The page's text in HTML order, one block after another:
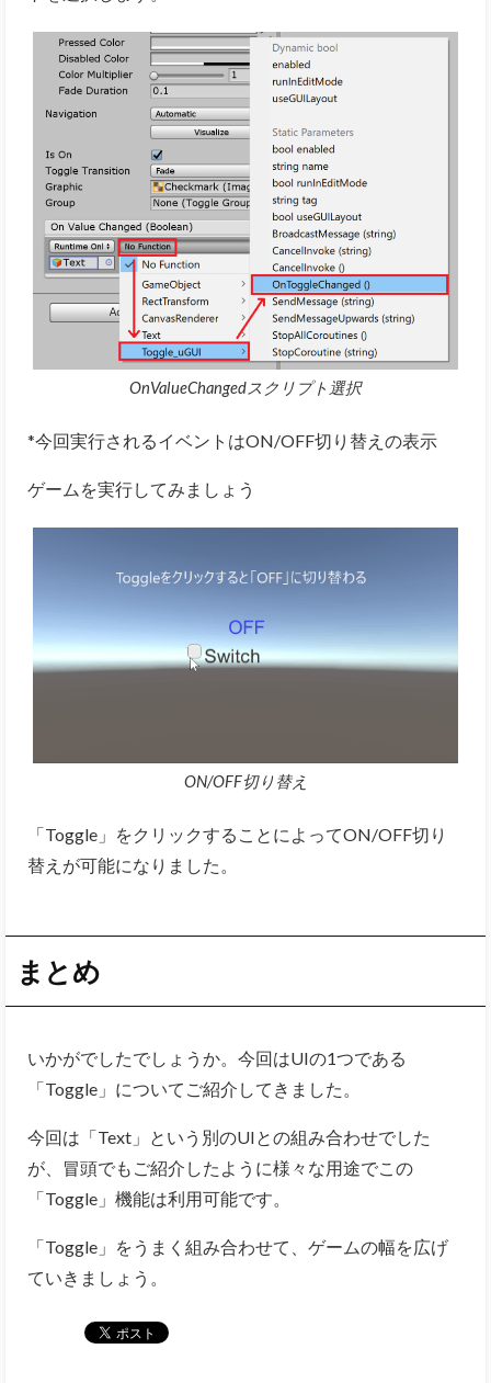
OnValueChangedスクリプト選択
*今回実行されるイベントはON/OFF切り替えの表示
ゲームを実行してみましょう
ON/OFF切り替え
「Toggle」をクリックすることによってON/OFF切り
替えが可能になりました。
まとめ
いかがでしたでしょうか。今回はUIの1つである
「Toggle」についてご紹介してきました。
今回は「Text」という別のUIとの組み合わせでした
が、冒頭でもご紹介したように様々な用途でこの
「Toggle」機能は利用可能です。
「Toggle」をうまく組み合わせて、ゲームの幅を広げ
ていきましょう。